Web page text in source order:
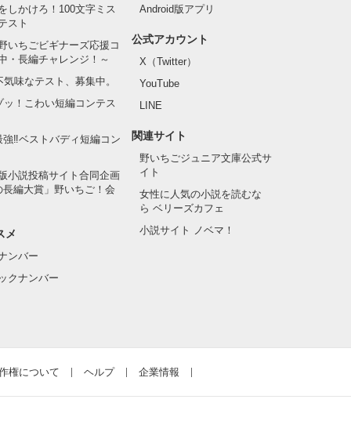
しかけろ！100文字ミス
スト
いちごビギナーズ応援コ
・長編チャレンジ！～
味なテスト、募集中。
ッ！こわい短編コンテス
強‼ベストバディ短編コン
小説投稿サイト合同企画
長編大賞」野いちご！会
メ
ンバー
クナンバー
Android版アプリ
公式アカウント
X（Twitter）
YouTube
LINE
関連サイト
野いちごジュニア文庫公式サ
イト
女性に人気の小説を読むな
ら ベリーズカフェ
小説サイト ノベマ！
権について ヘルプ 企業情報